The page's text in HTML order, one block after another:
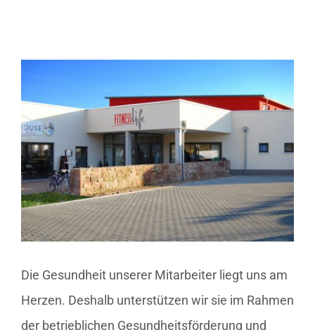
grösseres
Bild
Die Gesundheit unserer Mitarbeiter liegt uns am
Herzen. Deshalb unterstützen wir sie im Rahmen
der betrieblichen Gesundheitsförderung und